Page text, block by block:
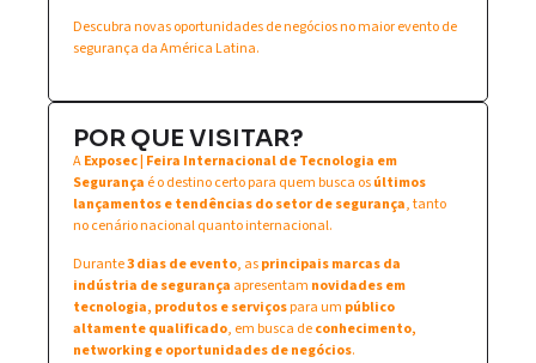
Descubra novas oportunidades de negócios no maior evento de
segurança da América Latina.
POR QUE VISITAR?
AExposec | Feira Internacional de Tecnologia em
Segurança é o destino certo para quem busca osúltimos
lançamentos e tendências do setor de segurança, tanto
no cenário nacional quanto internacional.
Durante3 dias de evento, asprincipais marcas da
indústria de segurança apresentam novidades em
tecnologia, produtos e serviçospara um público
altamente qualificado, em busca deconhecimento,
networking e oportunidades de negócios.